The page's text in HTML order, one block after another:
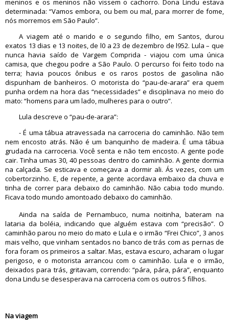
meninos e os meninos não vissem o cachorro. Dona Lindu estava
determinada: “Vamos embora, ou bem ou mal, para morrer de fome,
nós morremos em São Paulo”.
A viagem até o marido e o segundo filho, em Santos, durou
exatos 13 dias e 13 noites, de l0 a 23 de dezembro de l952. Lula – que
nunca havia saído de Vargem Comprida - viajou com uma única
camisa, que chegou podre a São Paulo. O percurso foi feito todo na
terra; havia poucos ônibus e os raros postos de gasolina não
dispunham de banheiros. O motorista do “pau-de-arara” era quem
punha ordem na hora das “necessidades” e disciplinava no meio do
mato: “homens para um lado, mulheres para o outro”.
Lula descreve o “pau-de-arara”:
- É uma tábua atravessada na carroceria do caminhão. Não tem
nem encosto atrás. Não é um banquinho de madeira. É uma tábua
grudada na carroceria. Você senta e não tem encosto. A gente pode
cair. Tinha umas 30, 40 pessoas dentro do caminhão. A gente dormia
na calçada. Se esticava e começava a dormir ali. Ás vezes, com um
cobertorzinho. E, de repente, a gente acordava embaixo da chuva e
tinha de correr para debaixo do caminhão. Não cabia todo mundo.
Ficava todo mundo amontoado debaixo do caminhão.
Ainda na saída de Pernambuco, numa noitinha, bateram na
lataria da boléia, indicando que alguém estava com “precisão”. O
caminhão parou no meio do mato e Lula e o irmão “Frei Chico”, 3 anos
mais velho, que vinham sentados no banco de trás com as pernas de
fora foram os primeiros a saltar. Mas, estava escuro, acharam o lugar
perigoso, e o motorista arrancou com o caminhão. Lula e o irmão,
deixados para trás, gritavam, correndo: “pára, pára, pára”, enquanto
dona Lindu se desesperava na carroceria com os outros 5 filhos.
Na viagem